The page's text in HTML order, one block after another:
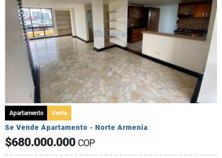
Apartamento Venta
Se Vende Apartamento - Norte Armenia
$680.000.000 COP